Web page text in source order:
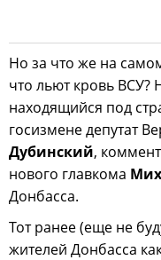
Но за что же на
что льют кровь ВСУ?
находящийся под
госизмене депутат
Дубинский,
нового главкома
Донбасса.
Тот ранее (еще не
жителей Донбасса